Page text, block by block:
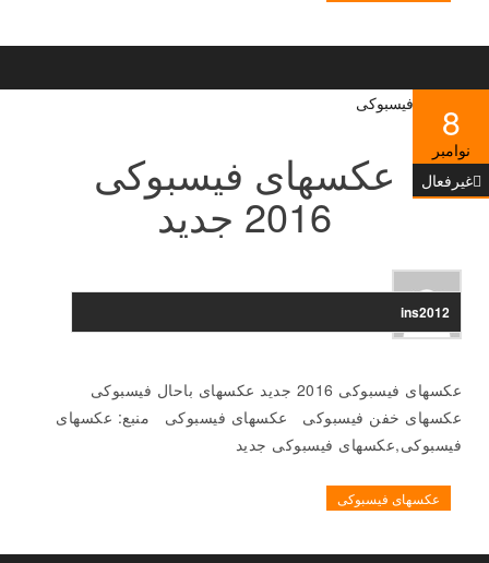
8
نوامبر
غیرفعال
عکسهای فیسبوکی
2016 جدید
ins2012
عکسهای فیسبوکی 2016 جدید عکسهای باحال فیسبوکی
عکسهای خفن فیسبوکی عکسهای فیسبوکی منبع: عکسهای
فیسبوکی,عکسهای فیسبوکی جدید
عکسهای فیسبوکی